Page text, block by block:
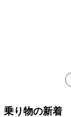
乗り物の新着